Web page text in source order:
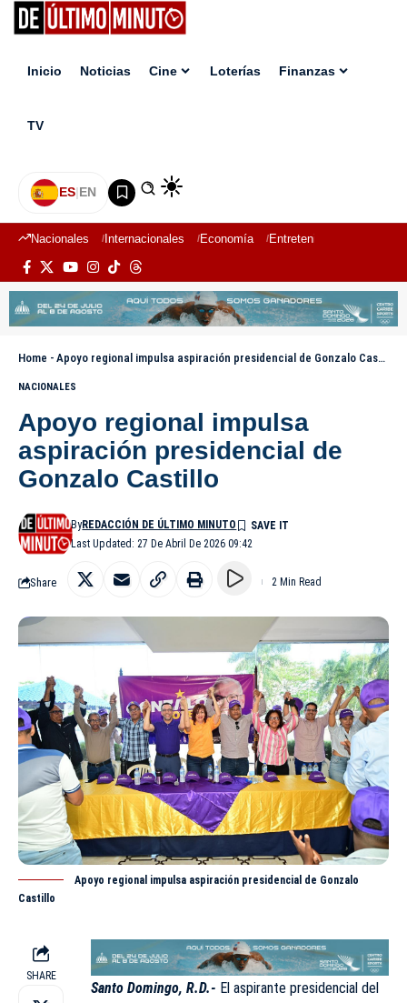
Inicio Noticias Cine Loterías Finanzas
TV
ES|EN
Nacionales Internacionales Economía Entretenimiento
Home - Apoyo regional impulsa aspiración presidencial de Gonzalo Castillo
NACIONALES
Apoyo regional impulsa
aspiración presidencial de
Gonzalo Castillo
Last Updated: 27 De Abril De 2026 09:42
ByREDACCIÓN DE ÚLTIMO MINUTO
Share 2 Min Read
Apoyo regional impulsa aspiración presidencial de Gonzalo
Castillo
SHARE
Santo Domingo, R.D.- El aspirante presidencial del